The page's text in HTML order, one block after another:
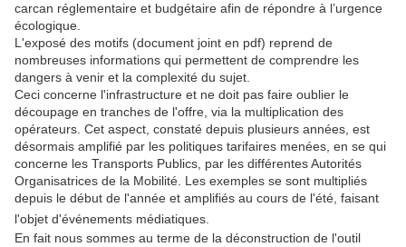
carcan réglementaire et budgétaire afin de répondre à l’urgence
écologique.
L'exposé des motifs (document joint en pdf) reprend de
nombreuses informations qui permettent de comprendre les
dangers à venir et la complexité du sujet.
Ceci concerne l'infrastructure et ne doit pas faire oublier le
découpage en tranches de l'offre, via la multiplication des
opérateurs. Cet aspect, constaté depuis plusieurs années, est
désormais amplifié par les politiques tarifaires menées, en se qui
concerne les Transports Publics, par les différentes Autorités
Organisatrices de la Mobilité. Les exemples se sont multipliés
depuis le début de l'année et amplifiés au cours de l'été, faisant
l'objet d'événements médiatiques.
En fait nous sommes au terme de la déconstruction de l'outil